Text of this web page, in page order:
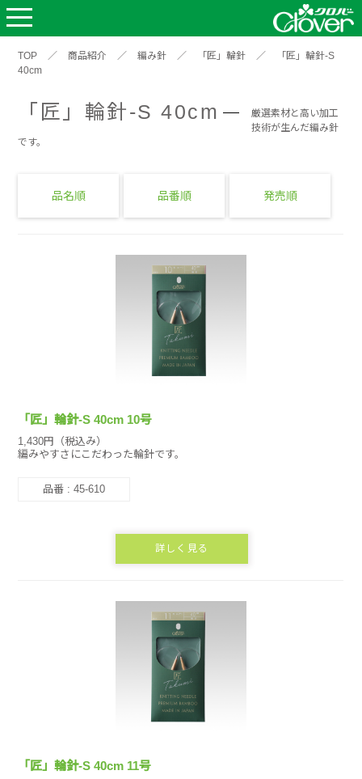
TOP ／ 商品紹介 ／ 編み針 ／ 「匠」輪針 ／
「匠」輪針-S
40cm
「匠」輪針-S 40cm
厳選素材と高い加工
技術が生んだ編み針
です。
品名順 品番順 発売順
「匠」輪針-S 40cm 10号
1,430円（税込み）
編みやすさにこだわった輪針です。
品番 : 45-610
詳しく見る
「匠」輪針-S 40cm 11号